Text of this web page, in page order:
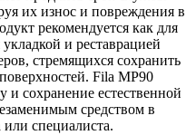
их износ и повреждения в
рекомендуется как для
и реставрацией
стремящихся сохранить
Fila MP90
и сохранение естественной
средством в
специалиста.